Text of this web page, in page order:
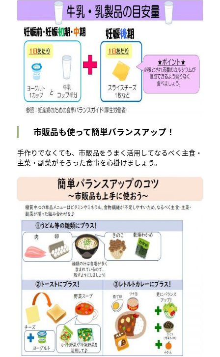
市販品も使って簡単バランスアップ！
手作りでなくても、市販品をうまく活用してなるべく主食・
主菜・副菜がそろった食事を心掛けましょう。